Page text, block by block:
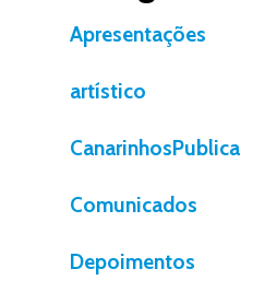
Apresentações
artístico
CanarinhosPublica
Comunicados
Depoimentos